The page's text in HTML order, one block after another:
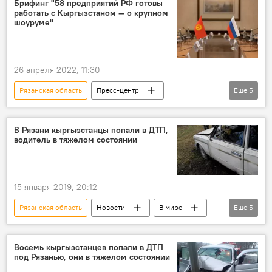
импорт
Брифинг "58 предприятий РФ готовы
работать с Кыргызстаном — о крупном
шоуруме"
26 апреля 2022, 11:30
Рязанская область
Пресс-центр
Пресс-анонс
Кыргызстан
Россия
бизнес
Еще 5
В Рязани кыргызстанцы попали в ДТП,
водитель в тяжелом состоянии
15 января 2019, 20:12
Рязанская область Новости
В мире
Происшествия
Россия
миграция
Еще 5
Восемь кыргызстанцев попали в ДТП
под Рязанью, они в тяжелом состоянии